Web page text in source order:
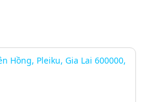
Hồng, Pleiku, Gia Lai 600000,